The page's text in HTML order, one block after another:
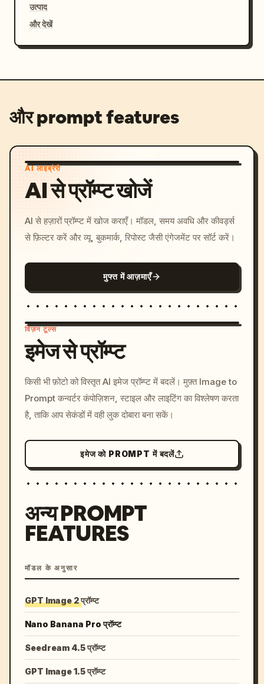
उत्पाद
और देखें
और prompt features
AI लाइब्रेरी
AI से प्रॉम्प्ट खोजें
AI से हज़ारों प्रॉम्प्ट में खोज कराएँ। मॉडल, समय अवधि और कीवर्ड्स
से फ़िल्टर करें और व्यू, बुकमार्क, रिपोस्ट जैसी एंगेजमेंट पर सॉर्ट करें।
मुफ्त में आज़माएँ
c, cyberpunk sunset, neon
colors, 8k --v 6.0
विज़न टूल्स
इमेज से प्रॉम्प्ट
किसी भी फ़ोटो को विस्तृत AI इमेज प्रॉम्प्ट में बदलें। मुफ़्त Image to
Prompt कन्वर्टर कंपोज़िशन, स्टाइल और लाइटिंग का विश्लेषण करता
है, ताकि आप सेकंडों में वही लुक दोबारा बना सकें।
इमेज को PROMPT में बदलें
अन्य PROMPT
FEATURES
मॉडल के अनुसार
GPT Image 2 प्रॉम्प्ट
Nano Banana Pro प्रॉम्प्ट
Seedream 4.5 प्रॉम्प्ट
GPT Image 1.5 प्रॉम्प्ट